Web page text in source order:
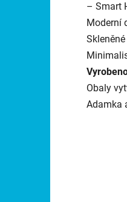
– Smart
Moderní
Obaly
Adamka